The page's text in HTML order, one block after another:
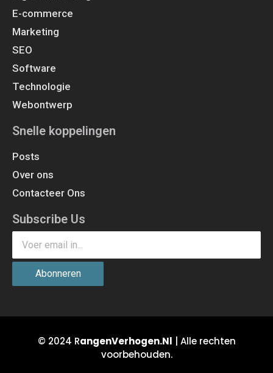
E-commerce
Marketing
SEO
Software
Technologie
Webontwerp
Snelle koppelingen
Posts
Over ons
Contacteer Ons
Subscribe Us
Abonneren
© 2024 RangenVerhogen.Nl | Alle rechten
voorbehouden.